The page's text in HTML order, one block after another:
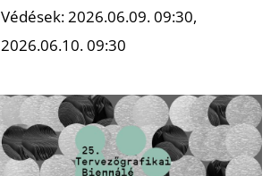
Védések: 2026.06.09. 09:30,
2026.06.10. 09:30